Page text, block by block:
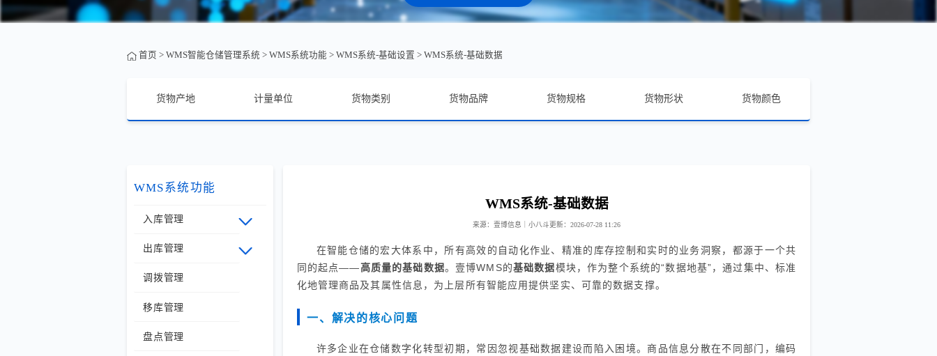
首页 > WMS智能仓储管理系统 > WMS系统功能 > WMS系统-基础设置 > WMS系统-基础数据
货物产地 计量单位 货物类别 货物品牌 货物规格 货物形状 货物颜色
WMS系统-基础数据
来源：壹博信息｜小八斗更新：2026-07-28 11:26
在智能仓储的宏大体系中，所有高效的自动化作业、精准的库存控制和实时的业务洞察，都源于一个共
同的起点——高质量的基础数据。壹博WMS的基础数据模块，作为整个系统的“数据地基”，通过集中、标准
化地管理商品及其属性信息，为上层所有智能应用提供坚实、可靠的数据支撑。
一、解决的核心问题
许多企业在仓储数字化转型初期，常因忽视基础数据建设而陷入困境。商品信息分散在不同部门，编码
WMS系统功能
入库管理
出库管理
调拨管理
移库管理
盘点管理